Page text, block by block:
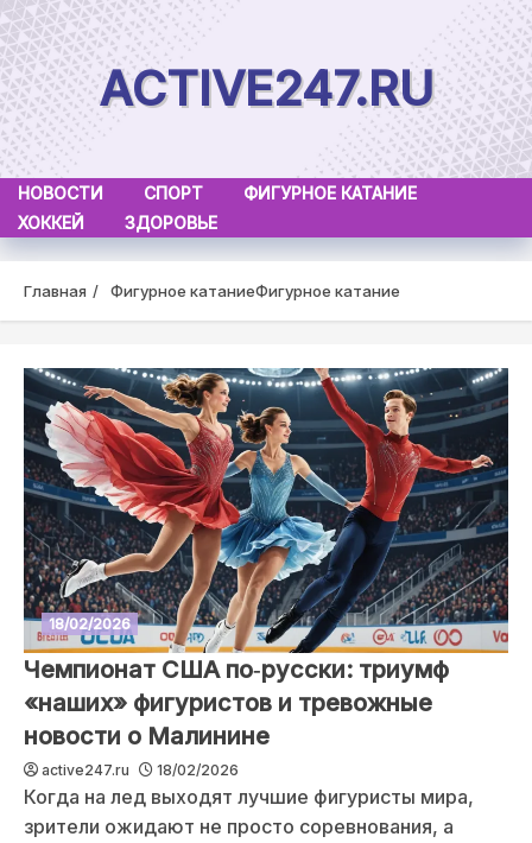
Skip
to
content
ACTIVE247.RU
НОВОСТИ СПОРТ
ФИГУРНОЕ КАТАНИЕ
ХОККЕЙ
ЗДОРОВЬЕ
Главная Фигурное катаниеФигурное катание
18/02/2026
Чемпионат США по‑русски: триумф
«наших» фигуристов и тревожные
новости о Малинине
active247.ru 18/02/2026
Когда на лед выходят лучшие фигуристы мира,
зрители ожидают не просто соревнования, а